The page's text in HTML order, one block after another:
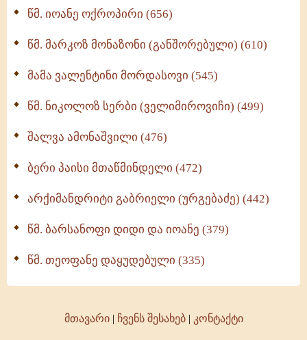
წმ. იოანე ოქროპირი (656)
წმ. მარკოზ მონაზონი (განშორებული) (610)
მამა ვალენტინი მორდასოვი (545)
წმ. ნიკოლოზ სერბი (ველიმიროვიჩი) (499)
შალვა ამონაშვილი (476)
ბერი პაისი მთაწმინდელი (472)
არქიმანდრიტი გაბრიელი (ურგებაძე) (442)
წმ. ბარსანოფი დიდი და იოანე (379)
წმ. თეოფანე დაყუდებული (335)
მთავარი| ჩვენს შესახებ| კონტაქტი